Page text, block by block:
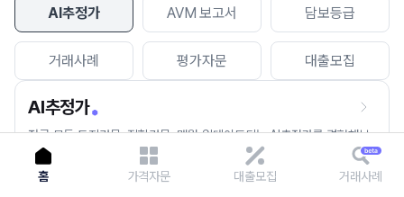
AI추정가 AVM 보고서 담보등급
거래사례 평가자문 대출모집
AI추정가
전국 모든 토지건물, 집합건물, 매월 업데이트되는 AI추정가를 경험해보
세요.
홈 가격자문 대출모집 거래사례